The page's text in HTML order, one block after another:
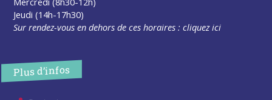
Jeudi (14h-17h30)
Sur rendez-vous en dehors de ces horaires :cliquez ici
Plus d’infos